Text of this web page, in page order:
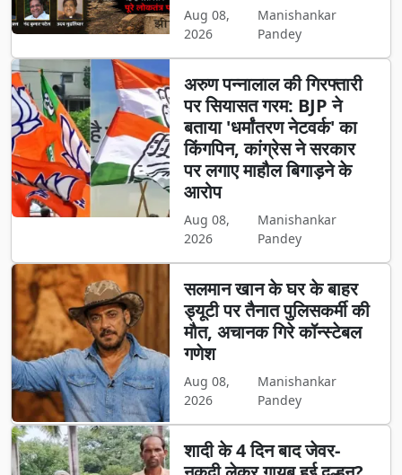
Aug 08,
2026
Manishankar
Pandey
अरुण पन्नालाल की गिरफ्तारी
पर सियासत गरम: BJP ने
बताया 'धर्मांतरण नेटवर्क' का
किंगपिन, कांग्रेस ने सरकार
पर लगाए माहौल बिगाड़ने के
आरोप
Aug 08,
2026
Manishankar
Pandey
सलमान खान के घर के बाहर
ड्यूटी पर तैनात पुलिसकर्मी की
मौत, अचानक गिरे कॉन्स्टेबल
गणेश
Aug 08,
2026
Manishankar
Pandey
शादी के 4 दिन बाद जेवर-